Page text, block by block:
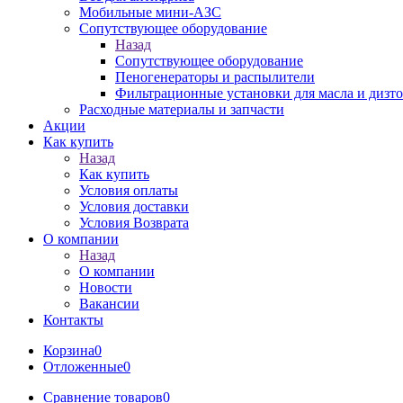
Мобильные мини-АЗС
Сопутствующее оборудование
Назад
Сопутствующее оборудование
Пеногенераторы и распылители
Фильтрационные установки для масла и
Расходные материалы и запчасти
Акции
Как купить
Назад
Как купить
Условия оплаты
Условия доставки
Условия Возврата
О компании
Назад
О компании
Новости
Вакансии
Контакты
Корзина0
Отложенные0
Сравнение товаров0